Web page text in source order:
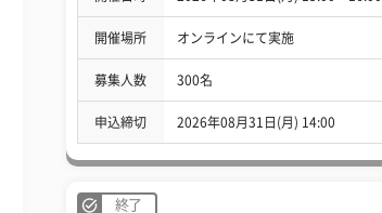
開催場所 オンラインにて実施
募集人数 300名
申込締切 2026年08月31日(月) 14:00
終了